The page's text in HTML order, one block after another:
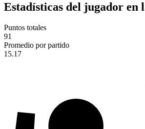
Estadísticas del jugador en
Puntos totales
91
Promedio por partido
15.17